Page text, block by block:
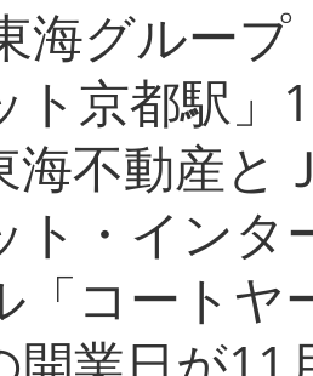
海グルー
ト京都駅」
不動産と
ト・インタ
「コートヤ